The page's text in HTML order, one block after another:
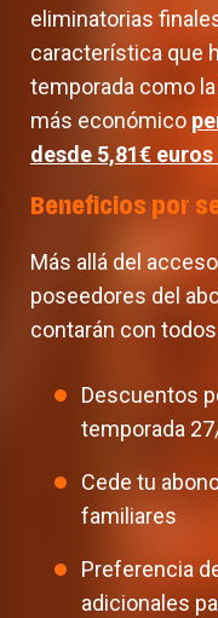
eliminatorias
característica que
temporada como
más económico
desde 5,81€
Beneficios por
Más allá del
poseedores del
contarán con
Descuentos
temporada
Cede tu
familiares
Preferencia
adicionales